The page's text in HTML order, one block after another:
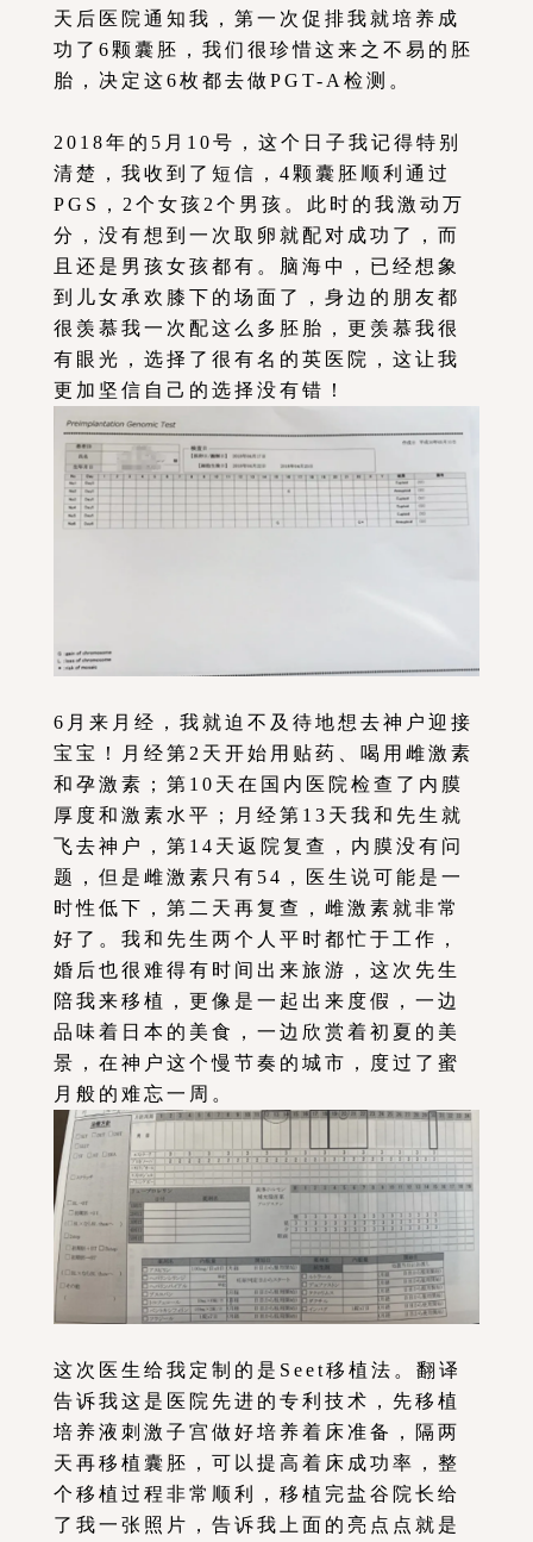
天后医院通知我，第一次促排我就培养成
功了6颗囊胚，我们很珍惜这来之不易的胚
胎，决定这6枚都去做PGT-A检测。
2018年的5月10号，这个日子我记得特别
清楚，我收到了短信，4颗囊胚顺利通过
PGS，2个女孩2个男孩。此时的我激动万
分，没有想到一次取卵就配对成功了，而
且还是男孩女孩都有。脑海中，已经想象
到儿女承欢膝下的场面了，身边的朋友都
很羡慕我一次配这么多胚胎，更羡慕我很
有眼光，选择了很有名的英医院，这让我
更加坚信自己的选择没有错！
6月来月经，我就迫不及待地想去神户迎接
宝宝！月经第2天开始用贴药、喝用雌激素
和孕激素；第10天在国内医院检查了内膜
厚度和激素水平；月经第13天我和先生就
飞去神户，第14天返院复查，内膜没有问
题，但是雌激素只有54，医生说可能是一
时性低下，第二天再复查，雌激素就非常
好了。我和先生两个人平时都忙于工作，
婚后也很难得有时间出来旅游，这次先生
陪我来移植，更像是一起出来度假，一边
品味着日本的美食，一边欣赏着初夏的美
景，在神户这个慢节奏的城市，度过了蜜
月般的难忘一周。
这次医生给我定制的是Seet移植法。翻译
告诉我这是医院先进的专利技术，先移植
培养液刺激子宫做好培养着床准备，隔两
天再移植囊胚，可以提高着床成功率，整
个移植过程非常顺利，移植完盐谷院长给
了我一张照片，告诉我上面的亮点点就是